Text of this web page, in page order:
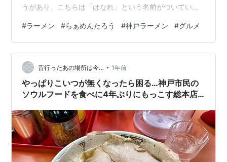
うがあり、こちらは「はなれ」という名前がついている
ストオーダー30分前に到着ｗ らぁめんたろうとは若干メ
ニューが違うらしいケド、行った事無いからよくわから
ん(笑) メニューはこんな感じで各種ラーメンとセット物
という感じ 券売機がありそちらで券を購入して店員さん
に渡すシステム らぁめんたろうはトマトラーメンが有名
なんだったかな？ まぁ初め…
#ラーメン #らぁめんたろう #神戸ラーメン #グルメ
昔行ったあの場所は今… • 1年前
やっぱりこいつが無くなったら困る…神戸市民の
ソウルフードを食べに4年ぶりにもっこす総本店